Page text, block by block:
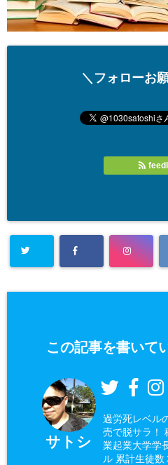
＼フォローお
この記事を書いて
サトシ
過労死レベル
売で脱サラ！
業起業大学学
ル 累計生徒数